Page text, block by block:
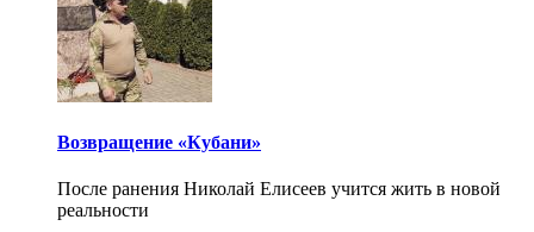
Возвращение «Кубани»
После ранения Николай Елисеев учится жить в новой
реальности